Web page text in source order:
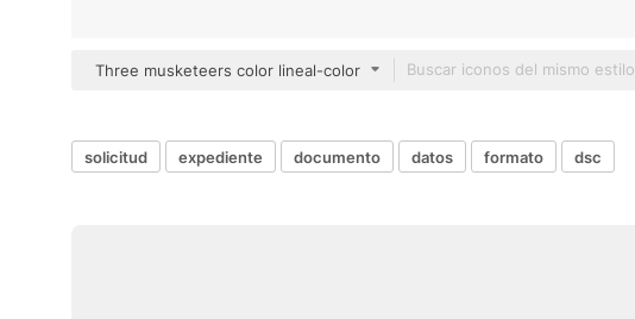
Three musketeers color lineal-color
solicitud expediente documento datos formato dsc